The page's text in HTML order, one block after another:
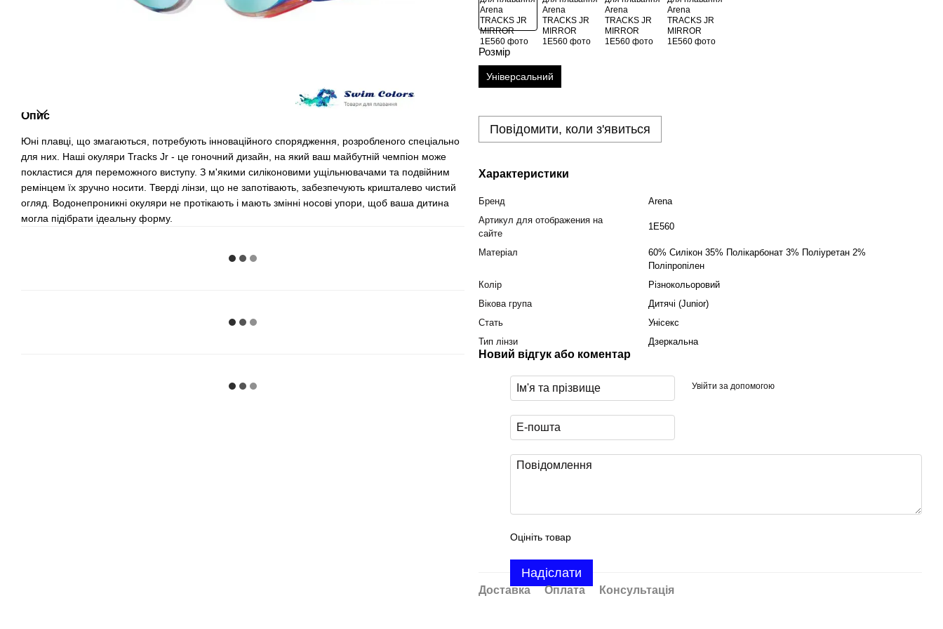
Опис
Юні плавці, що змагаються, потребують інноваційного спорядження, розробленого спеціально
для них. Наші окуляри Tracks Jr - це гоночний дизайн, на який ваш майбутній чемпіон може
покластися для переможного виступу. З м'якими силіконовими ущільнювачами та подвійним
ремінцем їх зручно носити. Тверді лінзи, що не запотівають, забезпечують кришталево чистий
огляд. Водонепроникні окуляри не протікають і мають змінні носові упори, щоб ваша дитина
могла підібрати ідеальну форму.
Розмір
Універсальний
Повідомити, коли з'явиться
Характеристики
Бренд
Arena
Артикул для отображения на
сайте
1E560
Матеріал
60% Силікон 35% Полікарбонат 3% Поліуретан 2%
Поліпропілен
Колір
Різнокольоровий
Вікова група
Дитячі (Junior)
Стать
Унісекс
Тип лінзи
Дзеркальна
Новий відгук або коментар
Увійти за допомогою
Оцініть товар
Надіслати
Доставка Оплата Консультація